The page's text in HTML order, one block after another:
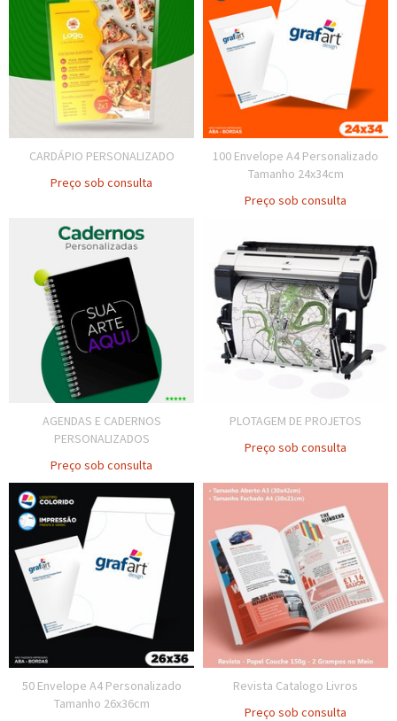
CARDÁPIO PERSONALIZADO
Preço sob consulta
100 Envelope A4 Personalizado
Tamanho 24x34cm
Preço sob consulta
AGENDAS E CADERNOS
PERSONALIZADOS
Preço sob consulta
PLOTAGEM DE PROJETOS
Preço sob consulta
50 Envelope A4 Personalizado
Tamanho 26x36cm
Revista Catalogo Livros
Preço sob consulta